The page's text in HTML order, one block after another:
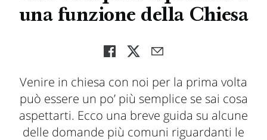
una funzione della Chiesa
Venire in chiesa con noi per la prima volta
può essere un po’ più semplice se sai cosa
aspettarti. Ecco una breve guida su alcune
delle domande più comuni riguardanti le